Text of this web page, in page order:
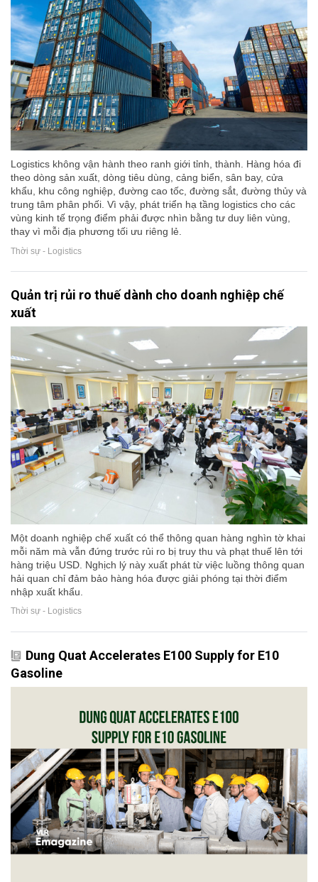
Logistics không vận hành theo ranh giới tỉnh, thành. Hàng hóa đi
theo dòng sản xuất, dòng tiêu dùng, cảng biển, sân bay, cửa
khẩu, khu công nghiệp, đường cao tốc, đường sắt, đường thủy và
trung tâm phân phối. Vì vậy, phát triển hạ tầng logistics cho các
vùng kinh tế trọng điểm phải được nhìn bằng tư duy liên vùng,
thay vì mỗi địa phương tối ưu riêng lẻ.
Thời sự - Logistics
Quản trị rủi ro thuế dành cho doanh nghiệp chế
xuất
Một doanh nghiệp chế xuất có thể thông quan hàng nghìn tờ khai
mỗi năm mà vẫn đứng trước rủi ro bị truy thu và phạt thuế lên tới
hàng triệu USD. Nghịch lý này xuất phát từ việc luồng thông quan
hải quan chỉ đảm bảo hàng hóa được giải phóng tại thời điểm
nhập xuất khẩu.
Thời sự - Logistics
Dung Quat Accelerates E100 Supply for E10
Gasoline